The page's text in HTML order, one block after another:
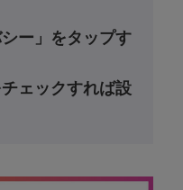
ー」をタップす
ェックすれば設